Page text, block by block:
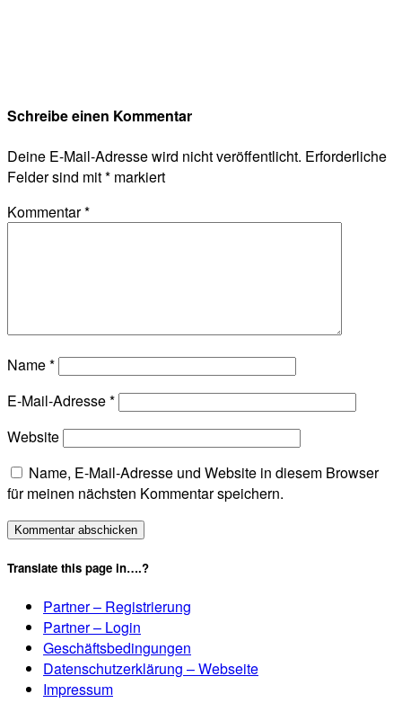
Schreibe einen Kommentar
Deine E-Mail-Adresse wird nicht veröffentlicht. Erforderliche
Felder sind mit* markiert
Kommentar*
Name*
E-Mail-Adresse*
Website
Name, E-Mail-Adresse und Website in diesem Browser
für meinen nächsten Kommentar speichern.
Translate this page in….?
Partner – Registrierung
Partner – Login
Geschäftsbedingungen
Datenschutzerklärung – Webseite
Impressum